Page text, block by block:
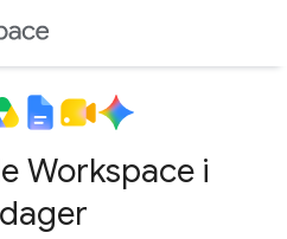
Workspace i